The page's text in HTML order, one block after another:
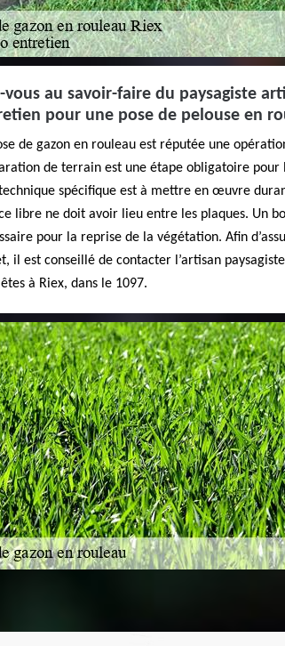
vous au savoir-faire du paysagiste
pour une pose de pelouse en
de gazon en rouleau est réputée une
de terrain est une étape obligatoire pour
spécifique est à mettre en œuvre
libre ne doit avoir lieu entre les plaques. Un
pour la reprise de la végétation. Afin
il est conseillé de contacter l’artisan
à Riex, dans le 1097.